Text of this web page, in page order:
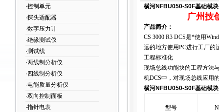
·控制单元
·探头适配器
·数字压力计
·绝缘测试仪
·测试线
·两线制分析仪
·四线制分析仪
·电能质量分析仪
·双向控制面板
·指针电表
横河NFBU050-S0F基础模块
广州技
产品简介：
CS 3000 R3 DCS是*使用
远的地方使用PC进行工厂的
工程标准化
现场总线功能块的工程方法
机DCS中，对现场总线应用
横河NFBU050-S0F基础模块
型号